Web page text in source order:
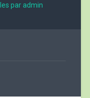
par admin